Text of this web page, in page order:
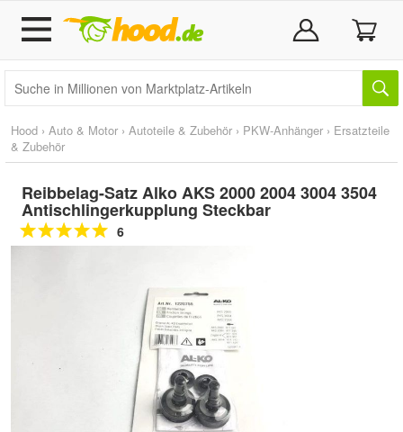
Hood › Auto & Motor › Autoteile & Zubehör › PKW-Anhänger › Ersatzteile
& Zubehör
Reibbelag-Satz Alko AKS 2000 2004 3004 3504
Antischlingerkupplung Steckbar
6